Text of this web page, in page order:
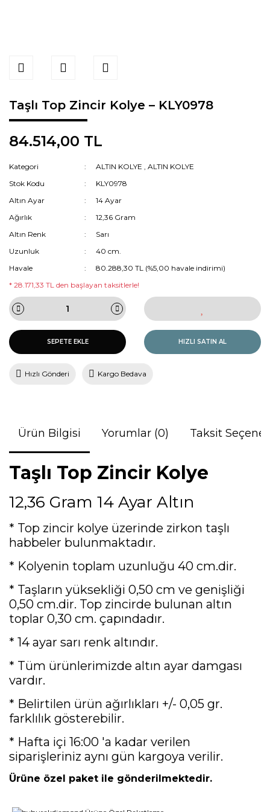
Taşlı Top Zincir Kolye – KLY0978
84.514,00 TL
Kategori ALTIN KOLYE ,ALTIN KOLYE
Stok Kodu
KLY0978
Altın Ayar
14 Ayar
Ağırlık
12,36 Gram
Altın Renk
Sarı
Uzunluk
40 cm.
Havale
80.288,30 TL (%5,00 havale indirimi)
* 28.171,33 TL den başlayan taksitlerle!
SEPETE EKLE HIZLI SATIN AL
Hızlı Gönderi Kargo Bedava
Ürün Bilgisi Yorumlar (0) Taksit
Taşlı Top Zincir Kolye
12,36 Gram 14 Ayar Altın
* Top zincir kolye üzerinde zirkon taşlı
habbeler bulunmaktadır.
* Kolyenin toplam uzunluğu 40 cm.dir.
* Taşların yüksekliği 0,50 cm ve genişliği
0,50 cm.dir. Top zincirde bulunan altın
toplar 0,30 cm. çapındadır.
* 14 ayar sarı renk altındır.
* Tüm ürünlerimizde altın ayar damgası
vardır.
* Belirtilen ürün ağırlıkları +/- 0,05 gr.
farklılık gösterebilir.
* Hafta içi 16:00 'a kadar verilen
siparişleriniz aynı gün kargoya verilir.
Ürüne özel paket ile gönderilmektedir.